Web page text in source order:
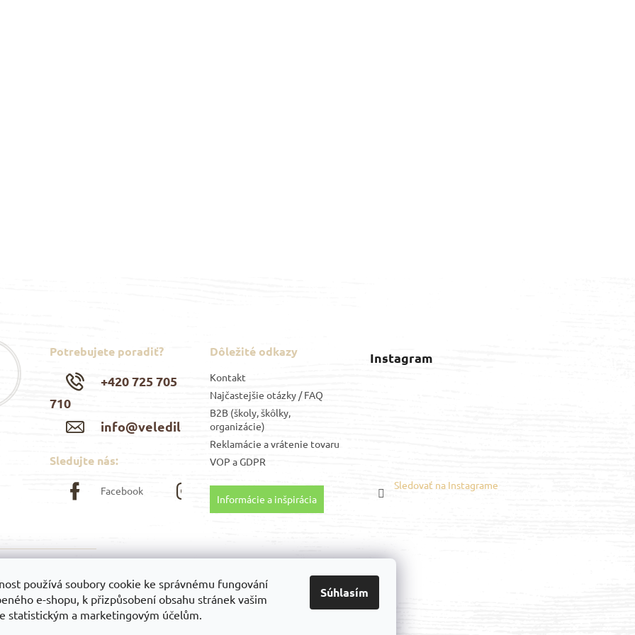
používá soubory cookie ke správnému fungování
e-shopu, k přizpůsobení obsahu stránek vašim
statistickým a marketingovým účelům.
Súhlasím
Potrebujete poradiť?
+420 725 705
710
info@veledilo.cz
Sledujte nás:
Facebook
Dôležité odkazy
Kontakt
Najčastejšie otázky / FAQ
B2B (školy, škôlky,
organizácie)
Reklamácie a vrátenie tovaru
VOP aGDPR
Informácie a inšpirácia
Instagram
Sledovať na Instagrame
platieb: